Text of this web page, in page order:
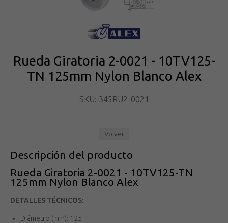
Rueda Giratoria 2-0021 - 10TV125-
TN 125mm Nylon Blanco Alex
SKU: 345RU2-0021
Volver
Descripción del producto
Rueda Giratoria 2-0021 - 10TV125-TN
125mm Nylon Blanco Alex
DETALLES TÉCNICOS:
Diámetro (mm): 125